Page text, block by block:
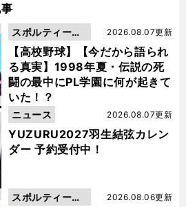
【高校野球】【今だから語られ
る真実】1998年夏・伝説の死
闘の最中にPL学園に何が起きて
いた！？
2026.08.07更新
スポルティーバ
動画
YUZURU2027羽生結弦カレン
ダー 予約受付中！
2026.08.07更新
ニュース
2026.08.06更新
スポルティーバ